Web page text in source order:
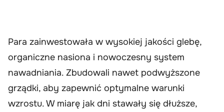
Para zainwestowała w wysokiej jakości glebę,
organiczne nasiona i nowoczesny system
nawadniania. Zbudowali nawet podwyższone
grządki, aby zapewnić optymalne warunki
wzrostu. W miarę jak dni stawały się dłuższe,